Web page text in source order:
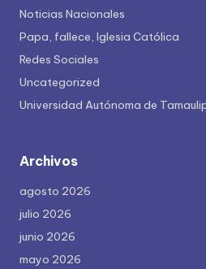
Noticias Nacionales
Papa, fallece, Iglesia Católica
Redes Sociales
Uncategorized
Universidad Autónoma de
Archivos
agosto 2026
julio 2026
junio 2026
mayo 2026